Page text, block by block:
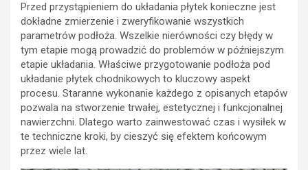
Przed przystąpieniem do układania płytek konieczne jest
dokładne zmierzenie i zweryfikowanie wszystkich
parametrów podłoża. Wszelkie nierówności czy błędy w
tym etapie mogą prowadzić do problemów w późniejszym
etapie układania. Właściwe przygotowanie podłoża pod
układanie płytek chodnikowych to kluczowy aspekt
procesu. Staranne wykonanie każdego z opisanych etapów
pozwala na stworzenie trwałej, estetycznej i funkcjonalnej
nawierzchni. Dlatego warto zainwestować czas i wysiłek w
te techniczne kroki, by cieszyć się efektem końcowym
przez wiele lat.